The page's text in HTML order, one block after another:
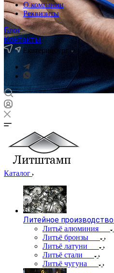
О компании
Реквизиты
Блог
Контакты
Екатеринбург
Каталог
Литейное производство
Литьё алюминия
Литьё бронзы
Литьё латуни
Литьё стали
Литьё чугуна